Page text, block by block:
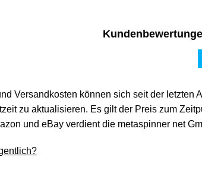
Versandkosten können sich seit der letzten
zu aktualisieren. Es gilt der Preis zum
und eBay verdient die metaspinner net